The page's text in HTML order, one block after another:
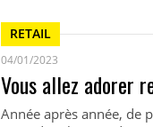
RETAIL
04/01/2023
Vous allez adorer
Année après année, de